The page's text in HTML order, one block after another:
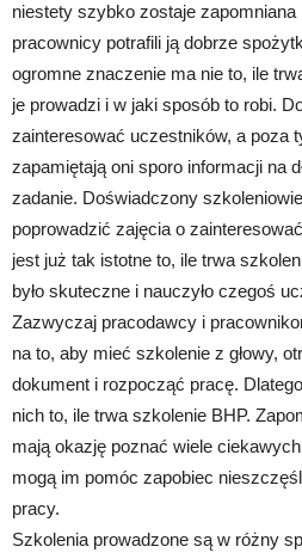
niestety szybko zostaje
pracownicy potrafili ją dobrze
ogromne znaczenie ma nie to, ile
je prowadzi i w jaki sposób to robi.
zainteresować uczestników, a poza
zapamiętają oni sporo informacji na
zadanie. Doświadczony
poprowadzić zajęcia o
jest już tak istotne to, ile trwa
było skuteczne i nauczyło czegoś
Zazwyczaj pracodawcy i
na to, aby mieć szkolenie z głowy,
dokument i rozpocząć pracę.
nich to, ile trwa szkolenie BHP.
mają okazję poznać wiele
mogą im pomóc zapobiec
pracy.
Szkolenia prowadzone są w różny